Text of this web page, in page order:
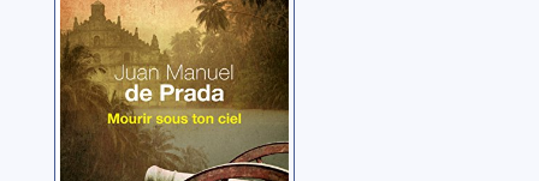
Prada, Juan Manuel de